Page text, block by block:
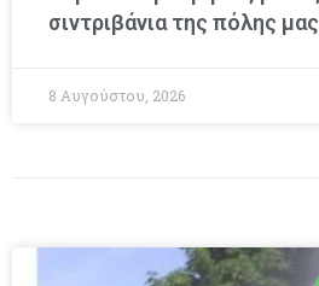
σιντριβάνια της πόλης μας
8 Αυγούστου, 2026